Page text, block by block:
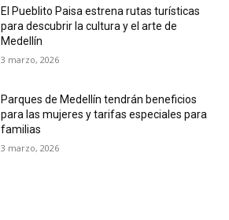
El Pueblito Paisa estrena rutas turísticas
para descubrir la cultura y el arte de
Medellín
3 marzo, 2026
Parques de Medellín tendrán beneficios
para las mujeres y tarifas especiales para
familias
3 marzo, 2026